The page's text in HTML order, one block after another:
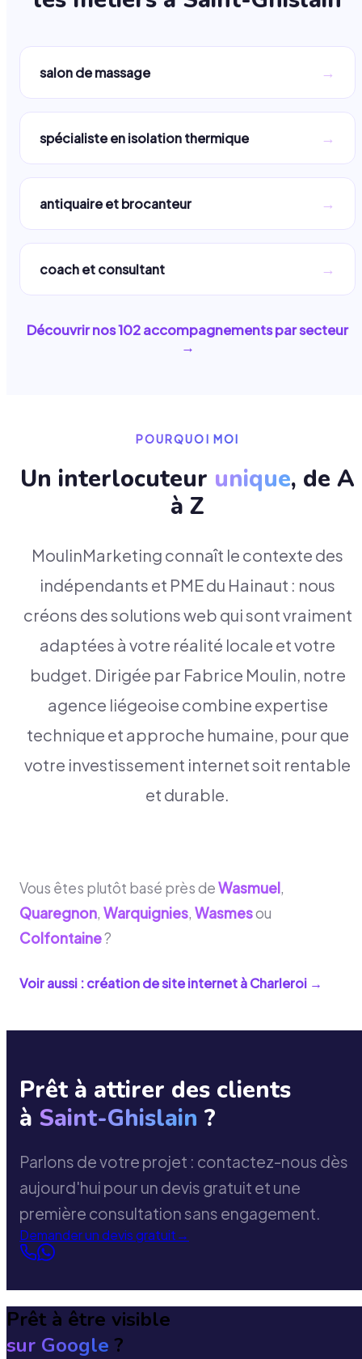
salon de massage →
spécialiste en isolation thermique →
antiquaire et brocanteur →
coach et consultant →
Découvrir nos102accompagnements par secteur
→
POURQUOI MOI
Un interlocuteur unique, de A
à Z
MoulinMarketing connaît le contexte des
indépendants et PME du Hainaut : nous
créons des solutions web qui sont vraiment
adaptées à votre réalité locale et votre
budget. Dirigée par Fabrice Moulin, notre
agence liégeoise combine expertise
technique et approche humaine, pour que
votre investissement internet soit rentable
et durable.
Vous êtes plutôt basé près deWasmuel,
Quaregnon, Warquignies, Wasmesou
Colfontaine?
Voir aussi : création de site internet àCharleroi →
Prêt à attirer des clients
à Saint-Ghislain ?
Parlons de votre projet : contactez-nous dès
aujourd'hui pour un devis gratuit et une
première consultation sans engagement.
Demander un devis gratuit→
Prêt à être visible
sur Google ?